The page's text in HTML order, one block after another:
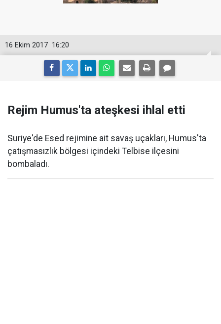
16:20
16 Ekim 2017
Rejim Humus'ta ateşkesi ihlal etti
Suriye'de Esed rejimine ait savaş uçakları, Humus'ta
çatışmasızlık bölgesi içindeki Telbise ilçesini
bombaladı.